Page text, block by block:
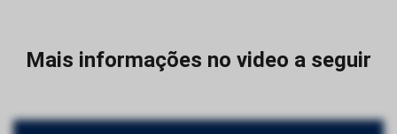
Mais informações no video a seguir